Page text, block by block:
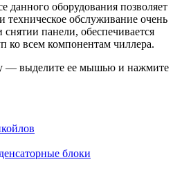
данного оборудования позволяет
техническое обслуживание очень
панели, обеспечивается
ко всем компонентам чиллера.
— выделите ее мышью и нажмите
блоки